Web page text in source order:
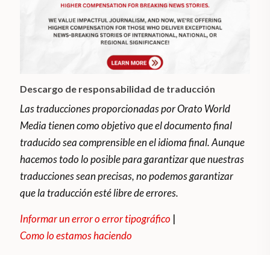
Descargo de responsabilidad de traducción
Las traducciones proporcionadas por Orato World
Media tienen como objetivo que el documento final
traducido sea comprensible en el idioma final. Aunque
hacemos todo lo posible para garantizar que nuestras
traducciones sean precisas, no podemos garantizar
que la traducción esté libre de errores.
Informar un error o error tipográfico |
Como lo estamos haciendo